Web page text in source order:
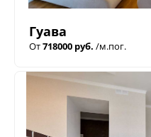
Гуава
От718000 руб. /м.пог.